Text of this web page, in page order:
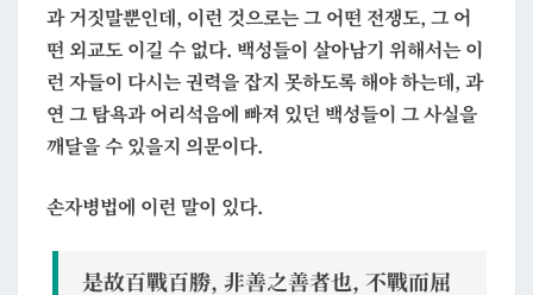
과 거짓말뿐인데, 이런 것으로는 그 어떤 전쟁도, 그 어
떤 외교도 이길 수 없다. 백성들이 살아남기 위해서는 이
런 자들이 다시는 권력을 잡지 못하도록 해야 하는데, 과
연 그 탐욕과 어리석음에 빠져 있던 백성들이 그 사실을
깨달을 수 있을지 의문이다.
손자병법에 이런 말이 있다.
是故百戰百勝, 非善之善者也, 不戰而屈